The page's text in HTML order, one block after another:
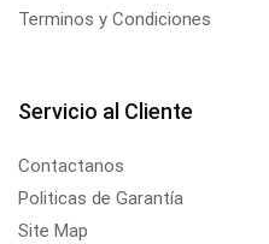
Terminos y Condiciones
Servicio al Cliente
Contactanos
Politicas de Garantía
Site Map